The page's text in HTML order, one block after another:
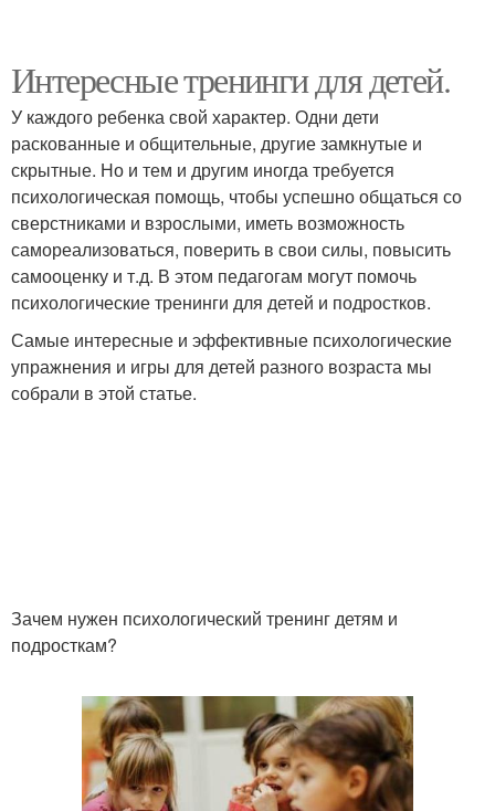
Интересные тренинги для детей.
У каждого ребенка свой характер. Одни дети
раскованные и общительные, другие замкнутые и
скрытные. Но и тем и другим иногда требуется
психологическая помощь, чтобы успешно общаться со
сверстниками и взрослыми, иметь возможность
самореализоваться, поверить в свои силы, повысить
самооценку и т.д. В этом педагогам могут помочь
психологические тренинги для детей и подростков.
Самые интересные и эффективные психологические
упражнения и игры для детей разного возраста мы
собрали в этой статье.
Зачем нужен психологический тренинг детям и
подросткам?